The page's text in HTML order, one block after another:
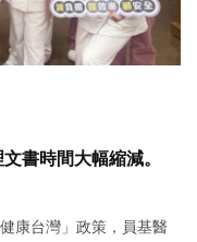
書時間大幅縮減。
康台灣」政策，員基醫